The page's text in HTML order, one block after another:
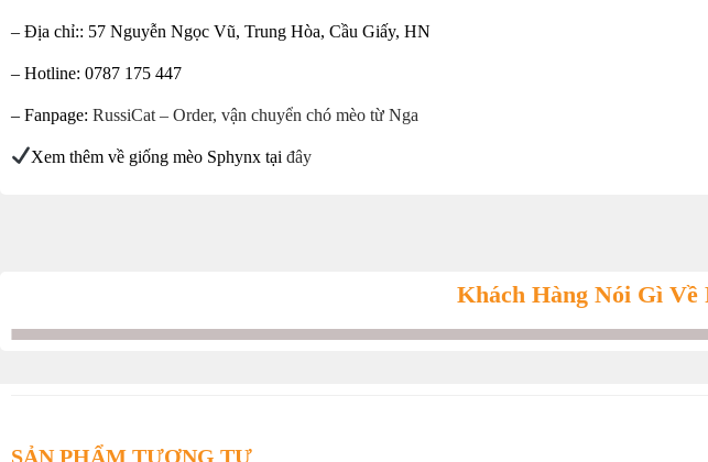
– Địa chỉ:: 57 Nguyễn Ngọc Vũ, Trung Hòa, Cầu Giấy, HN
– Hotline: 0787 175 447
– Fanpage: RussiCat – Order, vận chuyển chó mèo từ Nga
Xem thêm về giống mèo Sphynx tạiđây
Khách Hàng Nói Gì Về
SẢN PHẨM TƯƠNG TỰ